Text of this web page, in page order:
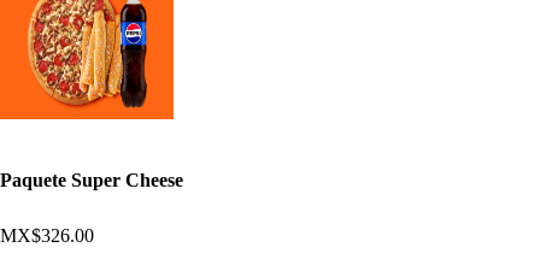
Paquete Super Cheese
MX$326.00